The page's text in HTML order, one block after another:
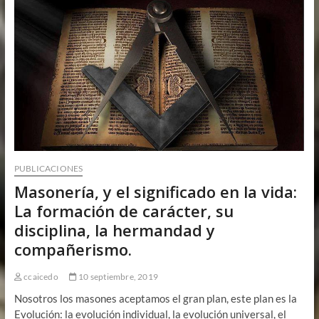
PUBLICACIONES
Masonería, y el significado en la vida:
La formación de carácter, su
disciplina, la hermandad y
compañerismo.
ccaicedo 10 septiembre, 2019
Nosotros los masones aceptamos el gran plan, este plan es la
Evolución: la evolución individual, la evolución universal, el